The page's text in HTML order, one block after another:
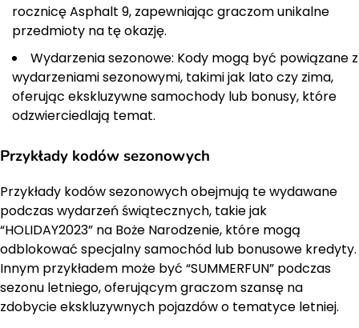
rocznicę Asphalt 9, zapewniając graczom unikalne
przedmioty na tę okazję.
Wydarzenia sezonowe: Kody mogą być powiązane z
wydarzeniami sezonowymi, takimi jak lato czy zima,
oferując ekskluzywne samochody lub bonusy, które
odzwierciedlają temat.
Przykłady kodów sezonowych
Przykłady kodów sezonowych obejmują te wydawane
podczas wydarzeń świątecznych, takie jak
“HOLIDAY2023” na Boże Narodzenie, które mogą
odblokować specjalny samochód lub bonusowe kredyty.
Innym przykładem może być “SUMMERFUN” podczas
sezonu letniego, oferującym graczom szansę na
zdobycie ekskluzywnych pojazdów o tematyce letniej.